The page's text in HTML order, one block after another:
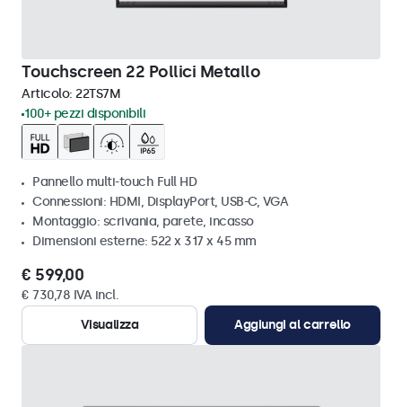
Touchscreen 22 Pollici Metallo
Articolo: 22TS7M
100+ pezzi disponibili
Pannello multi-touch Full HD
Connessioni: HDMI, DisplayPort, USB-C, VGA
Montaggio: scrivania, parete, incasso
Dimensioni esterne: 522 x 317 x 45 mm
€ 599,00
€ 730,78 IVA incl.
Visualizza
Aggiungi al carrello